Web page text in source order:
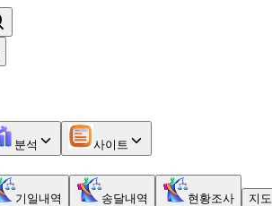
분석 사이트
기일내역 송달내역 현황조사 지도